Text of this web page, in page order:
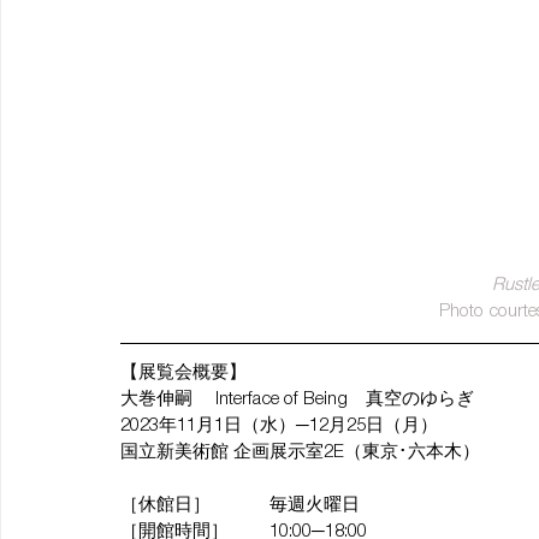
Photo
【展覧会概要】
大巻伸嗣 　Interface of Being　真空のゆらぎ
2023年11月1日（水）─12月25日（月）
国立新美術館 企画展示室2E（東京･六本木）
［休館日］ 　　　毎週火曜日
［開館時間］　 　10:00─18:00